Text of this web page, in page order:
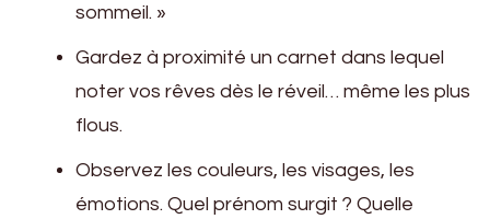
sommeil. »
Gardez à proximité un carnet dans lequel
noter vos rêves dès le réveil… même les plus
flous.
Observez les couleurs, les visages, les
émotions. Quel prénom surgit ? Quelle